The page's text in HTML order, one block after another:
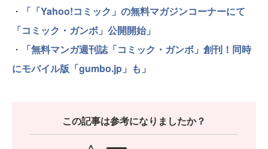
・
「「Yahoo!コミック」の無料マガジンコーナーにて
「コミック・ガンボ」公開開始」
・
「無料マンガ週刊誌「コミック・ガンボ」創刊！同時
にモバイル版「gumbo.jp」も」
この記事は参考になりましたか？